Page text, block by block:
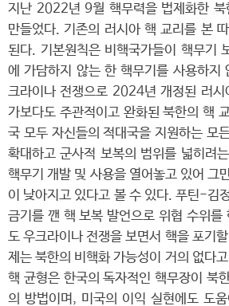
지난 2022년 9월 핵무력을 법제화한 북
만들었다. 기존의 러시아 핵 교리를 본
된다. 기본원칙은 비핵국가들이 핵무기
에 가담하지 않는 한 핵무기를 사용하지
크라이나 전쟁으로 2024년 개정된 러
가보다도 주관적이고 완화된 북한의 핵
국 모두 자신들의 적대국을 지원하는 모
확대하고 군사적 보복의 범위를 넓히려
핵무기 개발 및 사용을 열어놓고 있어 그
이 낮아지고 있다고 볼 수 있다. 푸틴-김
금기를 깬 핵 보복 발언으로 위협 수위를
도 우크라이나 전쟁을 보면서 핵을 포기
제는 북한의 비핵화 가능성이 거의 없다
핵 균형은 한국의 독자적인 핵무장이 북
의 방법이며, 미국의 이익 실현에도 도